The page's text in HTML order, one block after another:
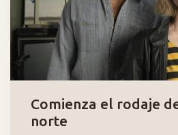
Comienza el rodaje
norte